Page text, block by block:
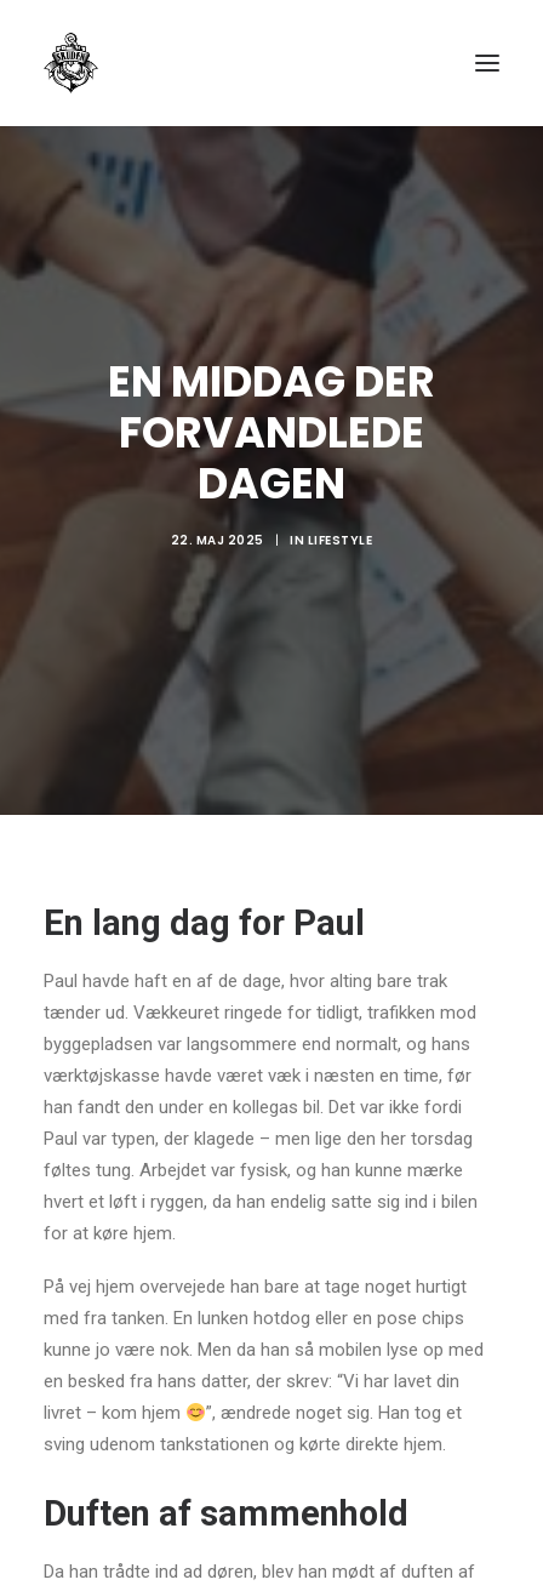
EN MIDDAG DER
FORVANDLEDE
DAGEN
22. MAJ 2025 | IN LIFESTYLE
En lang dag for Paul
Paul havde haft en af de dage, hvor alting bare trak
tænder ud. Vækkeuret ringede for tidligt, trafikken mod
byggepladsen var langsommere end normalt, og hans
værktøjskasse havde været væk i næsten en time, før
han fandt den under en kollegas bil. Det var ikke fordi
Paul var typen, der klagede – men lige den her torsdag
føltes tung. Arbejdet var fysisk, og han kunne mærke
hvert et løft i ryggen, da han endelig satte sig ind i bilen
for at køre hjem.
På vej hjem overvejede han bare at tage noget hurtigt
med fra tanken. En lunken hotdog eller en pose chips
kunne jo være nok. Men da han så mobilen lyse op med
en besked fra hans datter, der skrev: “Vi har lavet din
livret – kom hjem
”, ændrede noget sig. Han tog et
sving udenom tankstationen og kørte direkte hjem.
Duften af sammenhold
Da han trådte ind ad døren, blev han mødt af duften af